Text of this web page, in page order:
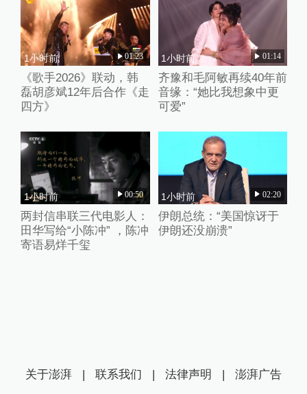
1小时前 01:23
《歌手2026》联动，韩
磊胡彦斌12年后合作《走
四方》
1小时前 01:14
齐豫和毛阿敏再续40年前
音缘：“她比我想象中更
可爱”
1小时前 00:50
两封信串联三代电影人：
田华写给“小陈冲” ，陈冲
寄语易烊千玺
1小时前 02:20
伊朗总统：“美国惊讶于
伊朗还没崩溃”
关于澎湃 | 联系我们 | 法律声明 | 澎湃广告